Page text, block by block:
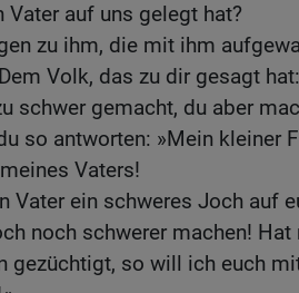
auf uns gelegt hat?
zu ihm, die mit ihm
Volk, das zu dir gesagt
schwer gemacht, du aber
so antworten: »Mein kleiner
Vaters!
Vater ein schweres Joch auf
noch schwerer machen! Hat
gezüchtigt, so will ich euch